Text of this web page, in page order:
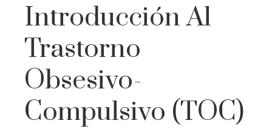
Introducción Al
Trastorno
Obsesivo-
Compulsivo (TOC)